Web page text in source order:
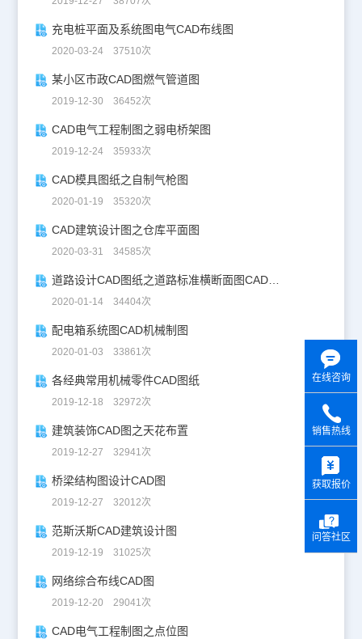
充电桩平面及系统图电气CAD布线图
2020-03-24 37510次
某小区市政CAD图燃气管道图
2019-12-30 36452次
CAD电气工程制图之弱电桥架图
2019-12-24 35933次
CAD模具图纸之自制气枪图
2020-01-19 35320次
CAD建筑设计图之仓库平面图
2020-03-31 34585次
道路设计CAD图纸之道路标准横断面图CAD图纸
2020-01-14 34404次
配电箱系统图CAD机械制图
2020-01-03 33861次
各经典常用机械零件CAD图纸
2019-12-18 32972次
建筑装饰CAD图之天花布置
2019-12-27 32941次
桥梁结构图设计CAD图
2019-12-27 32012次
范斯沃斯CAD建筑设计图
2019-12-19 31025次
网络综合布线CAD图
2019-12-20 29041次
CAD电气工程制图之点位图
在线咨询
销售热线
获取报价
问答社区